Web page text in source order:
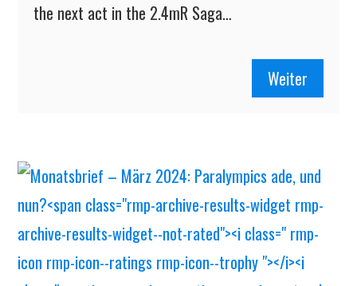
the next act in the 2.4mR Saga…
Weiter